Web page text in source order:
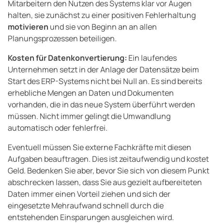
Mitarbeitern den Nutzen des Systems klar vor Augen
halten, sie zunächst zu einer positiven Fehlerhaltung
motivieren und sie von Beginn an an allen
Planungsprozessen beteiligen.
Kosten für Datenkonvertierung: Ein laufendes
Unternehmen setzt in der Anlage der Datensätze beim
Start des ERP-Systems nicht bei Null an. Es sind bereits
erhebliche Mengen an Daten und Dokumenten
vorhanden, die in das neue System überführt werden
müssen. Nicht immer gelingt die Umwandlung
automatisch oder fehlerfrei.
Eventuell müssen Sie externe Fachkräfte mit diesen
Aufgaben beauftragen. Dies ist zeitaufwendig und kostet
Geld. Bedenken Sie aber, bevor Sie sich von diesem Punkt
abschrecken lassen, dass Sie aus gezielt aufbereiteten
Daten immer einen Vorteil ziehen und sich der
eingesetzte Mehraufwand schnell durch die
entstehenden Einsparungen ausgleichen wird.